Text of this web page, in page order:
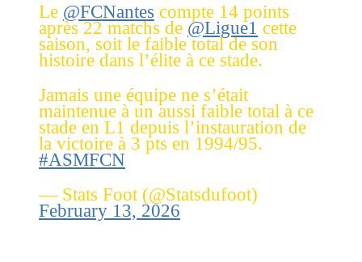
Le @FCNantes compte 14 points
après 22 matchs de @Ligue1 cette
saison, soit le faible total de son
histoire dans l’élite à ce stade.
Jamais une équipe ne s’était
maintenue à un aussi faible total à ce
stade en L1 depuis l’instauration de
la victoire à 3 pts en 1994/95.
#ASMFCN
— Stats Foot (@Statsdufoot)
February 13, 2026